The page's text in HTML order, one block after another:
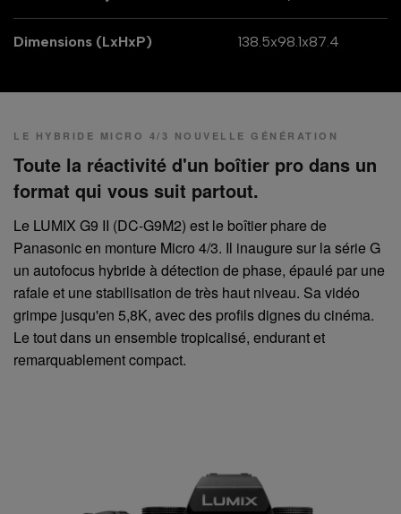
Dimensions (LxHxP) 138.5x98.1x87.4
LE HYBRIDE MICRO 4/3 NOUVELLE GÉNÉRATION
Toute la réactivité d'un boîtier pro dans un
format qui vous suit partout.
Le LUMIX G9 II (DC-G9M2) est le boîtier phare de
Panasonic en monture Micro 4/3. Il inaugure sur la série G
un autofocus hybride à détection de phase, épaulé par une
rafale et une stabilisation de très haut niveau. Sa vidéo
grimpe jusqu'en 5,8K, avec des profils dignes du cinéma.
Le tout dans un ensemble tropicalisé, endurant et
remarquablement compact.